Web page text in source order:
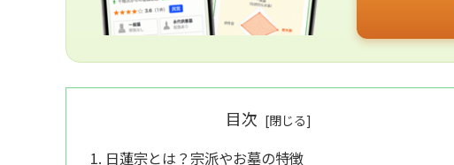
目次
日蓮宗とは？宗派やお墓の特徴